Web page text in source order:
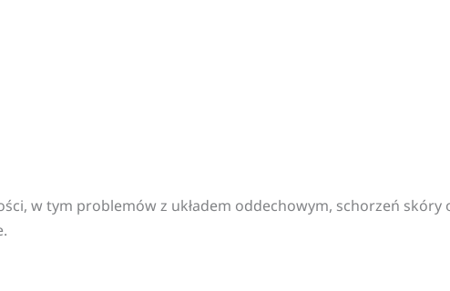
w tym problemów z układem oddechowym, schorzeń skóry